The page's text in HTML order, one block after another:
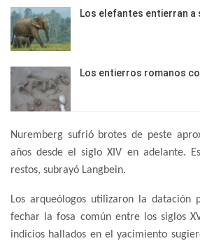
Los elefantes entierran a
Los entierros romanos
Nuremberg sufrió brotes de peste
años desde el siglo XIV en adelante.
restos, subrayó Langbein.
Los arqueólogos utilizaron la datación
fechar la fosa común entre los siglos
indicios hallados en el yacimiento